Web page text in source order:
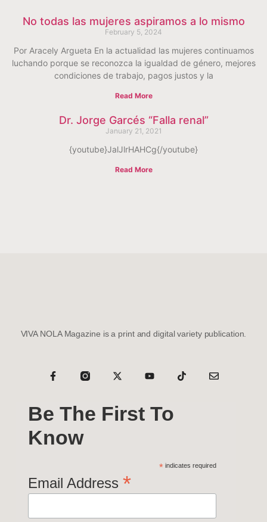
No todas las mujeres aspiramos a lo mismo
February 5, 2024
Por Aracely Argueta En la actualidad las mujeres continuamos
luchando porque se reconozca la igualdad de género, mejores
condiciones de trabajo, pagos justos y la
Read More
Dr. Jorge Garcés “Falla renal”
January 21, 2021
{youtube}JalJlrHAHCg{/youtube}
Read More
VIVA NOLA Magazine is a print and digital variety publication.
Be The First To
Know
* indicates required
Email Address *